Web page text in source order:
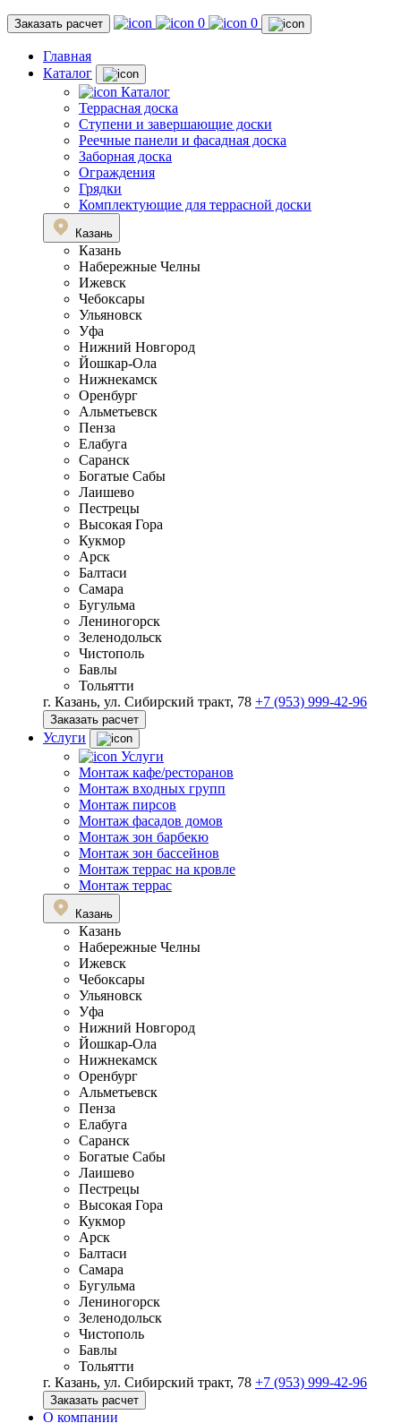
Заказать расчет 0 0
Главная
Каталог
Каталог
Террасная доска
Ступени и завершающие доски
Реечные панели и фасадная доска
Заборная доска
Ограждения
Грядки
Комплектующие для террасной доски
Казань
Казань
Набережные Челны
Ижевск
Чебоксары
Ульяновск
Уфа
Нижний Новгород
Йошкар-Ола
Нижнекамск
Оренбург
Альметьевск
Пенза
Елабуга
Саранск
Богатые Сабы
Лаишево
Пестрецы
Высокая Гора
Кукмор
Арск
Балтаси
Самара
Бугульма
Лениногорск
Зеленодольск
Чистополь
Бавлы
Тольятти
г. Казань, ул. Сибирский тракт, 78 +7 (953) 999-42-96
Заказать расчет
Услуги
Услуги
Монтаж кафе/ресторанов
Монтаж входных групп
Монтаж пирсов
Монтаж фасадов домов
Монтаж зон барбекю
Монтаж зон бассейнов
Монтаж террас на кровле
Монтаж террас
Казань
Казань
Набережные Челны
Ижевск
Чебоксары
Ульяновск
Уфа
Нижний Новгород
Йошкар-Ола
Нижнекамск
Оренбург
Альметьевск
Пенза
Елабуга
Саранск
Богатые Сабы
Лаишево
Пестрецы
Высокая Гора
Кукмор
Арск
Балтаси
Самара
Бугульма
Лениногорск
Зеленодольск
Чистополь
Бавлы
Тольятти
г. Казань, ул. Сибирский тракт, 78 +7 (953) 999-42-96
Заказать расчет
О компании